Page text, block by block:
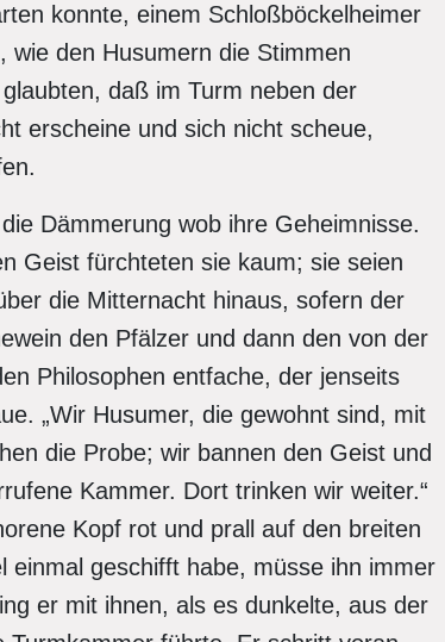
konnte, einem Schloßböckelheimer
wie den Husumern die Stimmen
daß im Turm neben der
erscheine und sich nicht scheue,
Dämmerung wob ihre Geheimnisse.
Geist fürchteten sie kaum; sie seien
die Mitternacht hinaus, sofern der
den Pfälzer und dann den von der
Philosophen entfache, der jenseits
„Wir Husumer, die gewohnt sind, mit
die Probe; wir bannen den Geist und
Kammer. Dort trinken wir weiter.“
Kopf rot und prall auf den breiten
einmal geschifft habe, müsse ihn immer
er mit ihnen, als es dunkelte, aus der